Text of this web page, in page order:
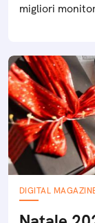
migliori
DIGITAL